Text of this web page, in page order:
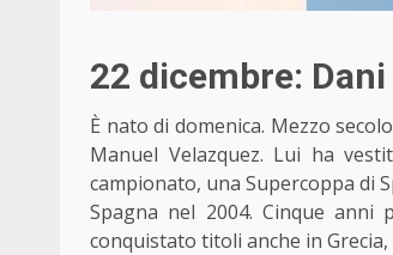
22 dicembre:
È nato di domenica. Mezzo
Manuel Velazquez. Lui ha
campionato, una Supercoppa di
Spagna nel 2004. Cinque
conquistato titoli anche in Grecia,